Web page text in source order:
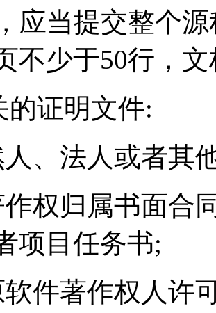
应当提交整个
不少于50行，
的证明文件:
人、法人或者其
权归属书面合
项目任务书;
件著作权人许